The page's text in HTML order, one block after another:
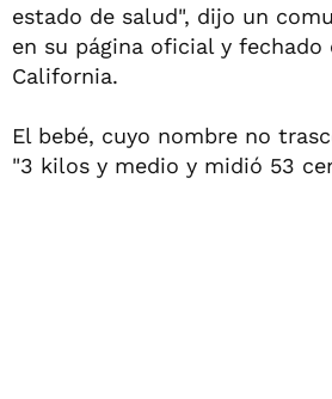
estado de salud", dijo un
en su página oficial y fechado
California.
El bebé, cuyo nombre no
"3 kilos y medio y midió 53